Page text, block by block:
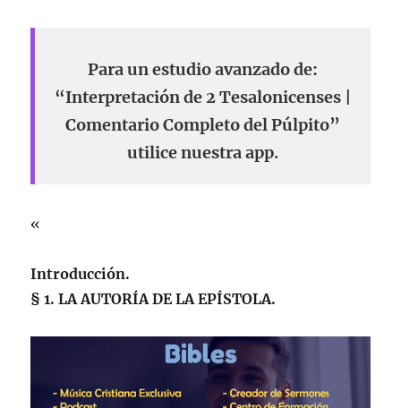
Para un estudio avanzado de:
“Interpretación de 2 Tesalonicenses |
Comentario Completo del Púlpito”
utilice nuestra app.
«
Introducción.
§ 1. LA AUTORÍA DE LA EPÍSTOLA.